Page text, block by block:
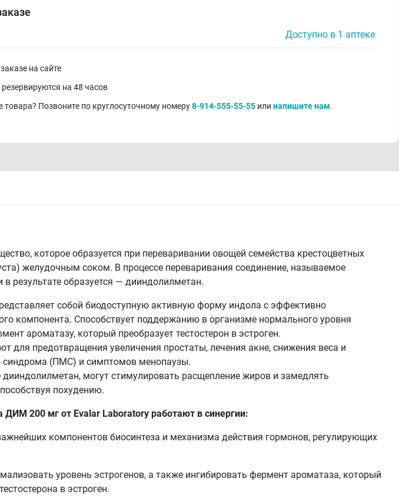
Доступно в 1 аптеке
на сайте
на 48 часов
Позвоните по круглосуточному номеру8-914-555-55-55 или напишите нам.
которое образуется при переваривании овощей семейства крестоцветных
желудочным соком. В процессе переваривания соединение, называемое
результате образуется — дииндолилметан.
собой биодоступную активную форму индола с эффективно
компонента. Способствует поддержанию в организме нормального уровня
ароматазу, который преобразует тестостерон в эстроген.
для предотвращения увеличения простаты, лечения акне, снижения веса и
синдрома (ПМС) и симптомов менопаузы.
могут стимулировать расщепление жиров и замедлять
похудению.
200 мг от Evalar Laboratory работают в синергии:
компонентов биосинтеза и механизма действия гормонов, регулирующих
уровень эстрогенов, а также ингибировать фермент ароматаза, который
в эстроген.